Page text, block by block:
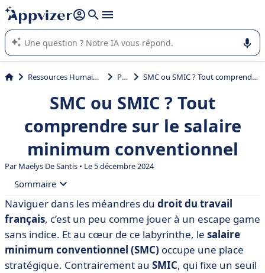
répondre (plusieurs lignes avec
L'IA de Appvizer vous guide dans l'utilisation ou la sélection de
logiciel SaaS en entreprise.
Ressources Humaines (RH) Paie SMC ou SMIC ? Tout comprendre sur le salaire minimum conventionnel
SMC ou SMIC ? Tout
comprendre sur le salaire
minimum conventionnel
ParMaëlys De Santis • Le 5 décembre 2024
Sommaire
• C'est quoi le SMC ?
• Quelles sont les obligations légales pour les
employeurs ?
• SMC : focus sur des cas particuliers
Naviguer dans les méandres du droit du travail
français, c’est un peu comme jouer à un escape game
sans indice. Et au cœur de ce labyrinthe, le salaire
minimum conventionnel (SMC) occupe une place
stratégique. Contrairement au SMIC, qui fixe un seuil